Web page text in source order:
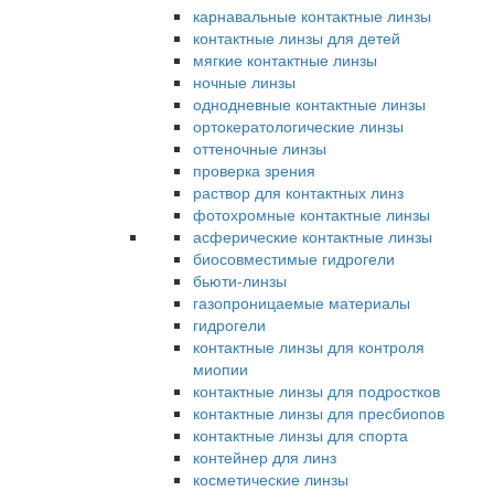
карнавальные контактные линзы
контактные линзы для детей
мягкие контактные линзы
ночные линзы
однодневные контактные линзы
ортокератологические линзы
оттеночные линзы
проверка зрения
раствор для контактных линз
фотохромные контактные линзы
асферические контактные линзы
биосовместимые гидрогели
бьюти-линзы
газопроницаемые материалы
гидрогели
контактные линзы для контроля
миопии
контактные линзы для подростков
контактные линзы для пресбиопов
контактные линзы для спорта
контейнер для линз
косметические линзы